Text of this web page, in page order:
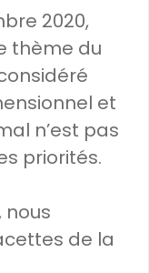
2020,
thème du
et
n’est pas
priorités.
de la